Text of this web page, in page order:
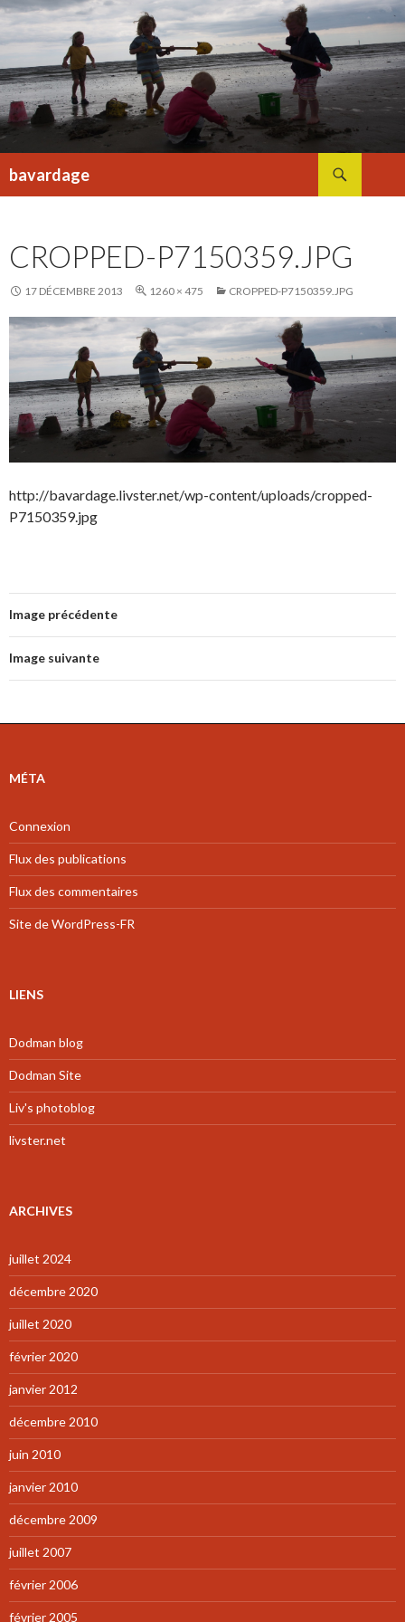
bavardage
CROPPED-P7150359.JPG
17 DÉCEMBRE 2013 1260 × 475 CROPPED-P7150359.JPG
http://bavardage.livster.net/wp-content/uploads/cropped-
P7150359.jpg
Image précédente
Image suivante
MÉTA
Connexion
Flux des publications
Flux des commentaires
Site de WordPress-FR
LIENS
Dodman blog
Dodman Site
Liv's photoblog
livster.net
ARCHIVES
juillet 2024
décembre 2020
juillet 2020
février 2020
janvier 2012
décembre 2010
juin 2010
janvier 2010
décembre 2009
juillet 2007
février 2006
février 2005